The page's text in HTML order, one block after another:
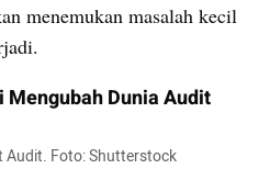
menemukan masalah kecil
Dunia Audit
Audit. Foto: Shutterstock